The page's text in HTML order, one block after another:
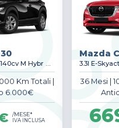
Durata
Manutenzione
Km Totali
6.000€
/MESE*
IVA INCLUSA
Mazda
36 Mesi|